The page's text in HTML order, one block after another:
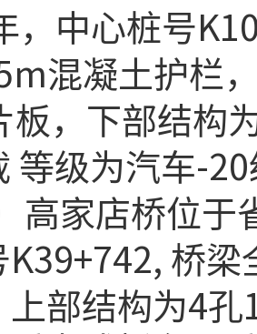
，中心桩号
混凝土护栏
板，下部结构
等级为汽车-20
高家店桥位于
K39+742, 桥梁
上部结构为4孔